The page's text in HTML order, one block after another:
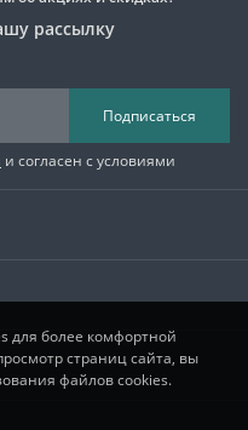
рассылку
Подписаться
и согласен с условиями
для более комфортной
страниц сайта, вы
файлов cookies.